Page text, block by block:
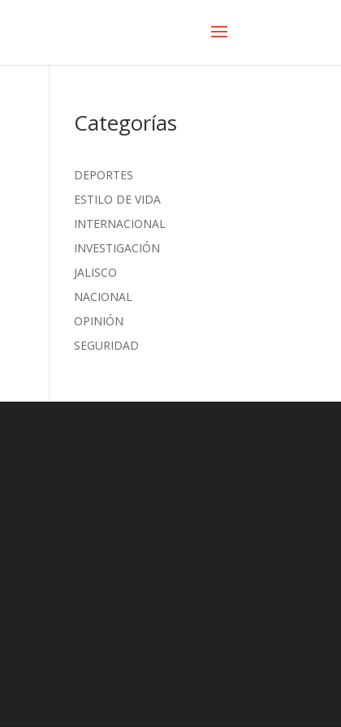
Categorías
DEPORTES
ESTILO DE VIDA
INTERNACIONAL
INVESTIGACIÓN
JALISCO
NACIONAL
OPINIÓN
SEGURIDAD